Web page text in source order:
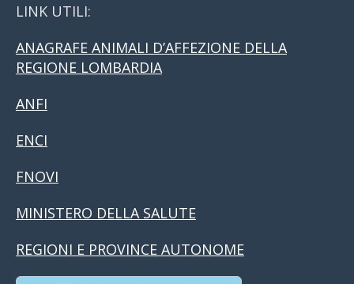
LINK UTILI:
ANAGRAFE ANIMALI D’AFFEZIONE DELLA
REGIONE LOMBARDIA
ANFI
ENCI
FNOVI
MINISTERO DELLA SALUTE
REGIONI E PROVINCE AUTONOME